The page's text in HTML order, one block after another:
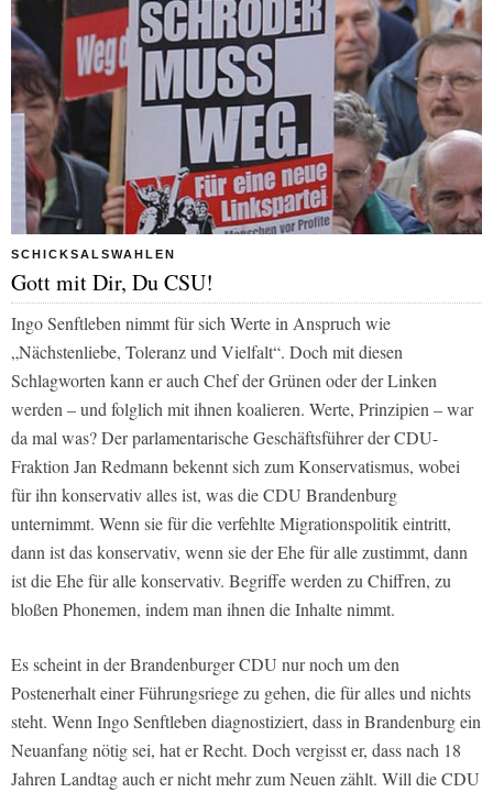
SCHICKSALSWAHLEN
Gott mit Dir, Du CSU!
Ingo Senftleben nimmt für sich Werte in Anspruch wie
„Nächstenliebe, Toleranz und Vielfalt“. Doch mit diesen
Schlagworten kann er auch Chef der Grünen oder der Linken
werden – und folglich mit ihnen koalieren. Werte, Prinzipien – war
da mal was? Der parlamentarische Geschäftsführer der CDU-
Fraktion Jan Redmann bekennt sich zum Konservatismus, wobei
für ihn konservativ alles ist, was die CDU Brandenburg
unternimmt. Wenn sie für die verfehlte Migrationspolitik eintritt,
dann ist das konservativ, wenn sie der Ehe für alle zustimmt, dann
ist die Ehe für alle konservativ. Begriffe werden zu Chiffren, zu
bloßen Phonemen, indem man ihnen die Inhalte nimmt.
Es scheint in der Brandenburger CDU nur noch um den
Postenerhalt einer Führungsriege zu gehen, die für alles und nichts
steht. Wenn Ingo Senftleben diagnostiziert, dass in Brandenburg ein
Neuanfang nötig sei, hat er Recht. Doch vergisst er, dass nach 18
Jahren Landtag auch er nicht mehr zum Neuen zählt. Will die CDU